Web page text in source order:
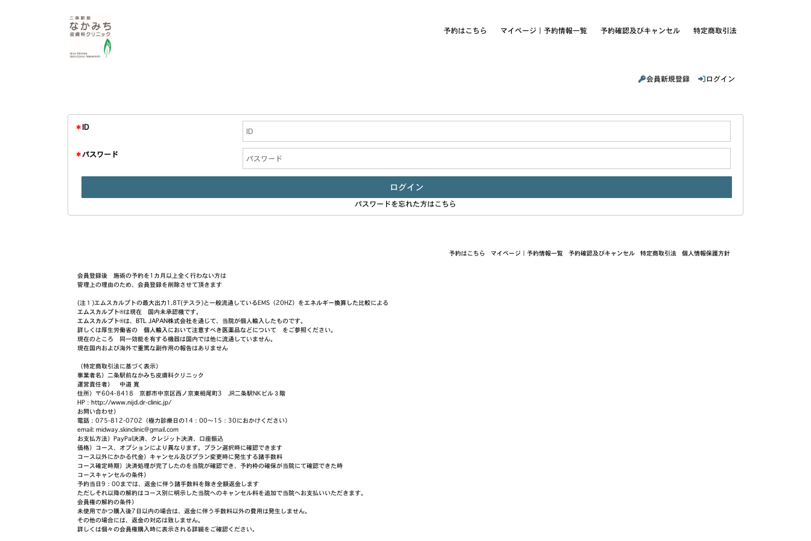
予約はこちら マイページ｜予約情報一覧 予約確認及びキャンセル 特定商取引法
ログイン
会員新規登録
＊ID
＊パスワード
ログイン
パスワードを忘れた方はこちら
予約はこちら マイページ｜予約情報一覧 予約確認及びキャンセル 特定商取引法 個人情報保護方針
会員登録後 施術の予約を1カ月以上全く行わない方は
管理上の理由のため、会員登録を削除させて頂きます
(注１)エムスカルプトの最大出力1.8T(テスラ)と一般流通しているEMS（20HZ）をエネルギー換算した比較による
エムスカルプト®は現在 国内未承認機です。
エムスカルプト®は、 BTL JAPAN株式会社を通じて、当院が個人輸入したものです。
詳しくは厚生労働省の 個人輸入において注意すべき医薬品などについて をご参照ください。
現在のところ 同一効能を有する機器は国内では他に流通していません。
現在国内および海外で重篤な副作用の報告はありません
（特定商取引法に基づく表示）
事業者名）二条駅前なかみち皮膚科クリニック
運営責任者） 中道 寛
住所）〒604-8418 京都市中京区西ノ京東栂尾町3 JR二条駅NKビル３階
HP： http://www.nijd.dr-clinic.jp/
お問い合わせ）
電話：075-812-0702（極力診療日の14：00～15：30におかけください）
email: midway.skinclinic@gmail.com
お支払方法）PayPal決済、クレジット決済、口座振込
価格）コース、オプションにより異なります。プラン選択時に確認できます
コース以外にかかる代金）キャンセル及びプラン変更時に発生する諸手数料
コース確定時期）決済処理が完了したのを当院が確認でき、予約枠の確保が当院にて確認できた時
コースキャンセルの条件）
予約当日9：00までは、返金に伴う諸手数料を除き全額返金します
ただしそれ以降の解約はコース別に明示した当院へのキャンセル料を追加で当院へお支払いいただきます。
会員権の解約の条件）
未使用でかつ購入後7日以内の場合は、返金に伴う手数料以外の費用は発生しません。
その他の場合には、返金の対応は致しません。
詳しくは個々の会員権購入時に表示される詳細をご確認ください。